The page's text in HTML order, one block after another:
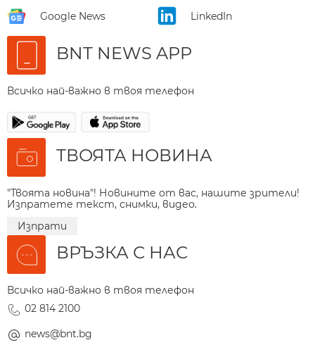
Google News LinkedIn
BNT NEWS APP
Всичко най-важно в твоя телефон
ТВОЯТА НОВИНА
"Твоята новина"! Новините от вас, нашите зрители!
Изпратете текст, снимки, видео.
Изпрати
ВРЪЗКА С НАС
Всичко най-важно в твоя телефон
02 814 2100
news@bnt.bg